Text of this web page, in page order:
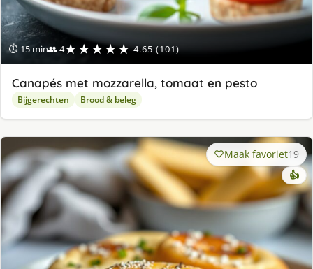
⏱ 15 min👥 4★★★★★ 4.65 (101)
Canapés met mozzarella, tomaat en pesto
Bijgerechten Brood & beleg
Maak favoriet19
👍